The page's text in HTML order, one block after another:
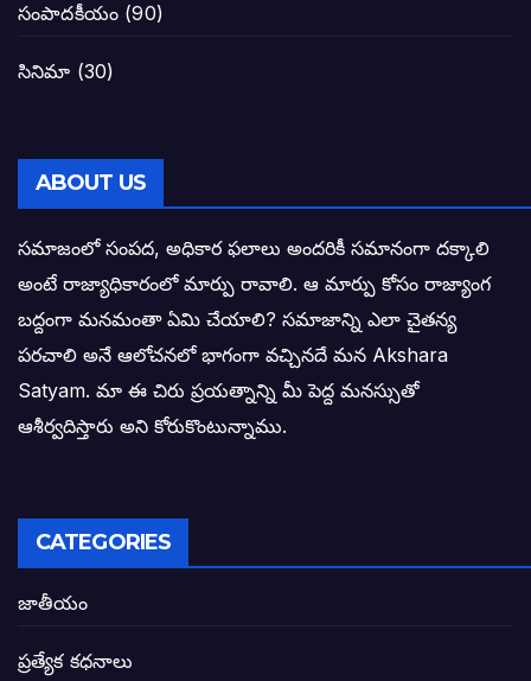
తెలంగాణ కొత్త సీఎంగా రేవంత్ రెడ్డి!
ఎన్నికల ఫలితాలు రాబోతున్న వేల ఎవరి గోల
బాధితుల ఆశలసౌధం జనసేనానికి అక్షర
ఓరి నాన్నోయి! జరా నా గోడు విను: అక్షర
సంపాదకీయం (90)
సినిమా (30)
ABOUT US
సమాజంలో సంపద, అధికార ఫలాలు అందరికీ సమానంగా దక్కాలి
అంటే రాజ్యాధికారంలో మార్పు రావాలి. ఆ మార్పు కోసం రాజ్యాంగ
బద్దంగా మనమంతా ఏమి చేయాలి? సమాజాన్ని ఎలా చైతన్య
పరచాలి అనే ఆలోచనలో భాగంగా వచ్చినదే మన Akshara
Satyam. మా ఈ చిరు ప్రయత్నాన్ని మీ పెద్ద మనస్సుతో
ఆశీర్వదిస్తారు అని కోరుకొంటున్నాము.
CATEGORIES
జాతీయం
ప్రత్యేక కధనాలు